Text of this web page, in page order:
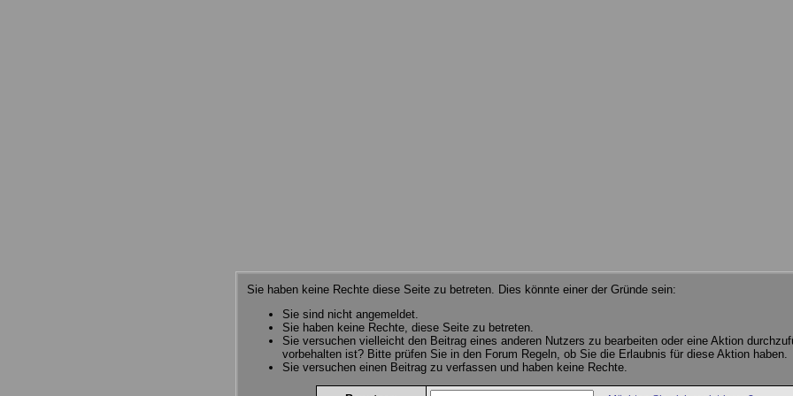
Sie haben keine Rechte diese Seite zu betreten. Dies könnte einer der Gründe sein:
Sie sind nicht angemeldet.
Sie haben keine Rechte, diese Seite zu betreten.
Sie versuchen vielleicht den Beitrag eines anderen Nutzers zu bearbeiten oder eine Aktion
vorbehalten ist? Bitte prüfen Sie in den Forum Regeln, ob Sie die Erlaubnis für diese Aktion haben.
Sie versuchen einen Beitrag zu verfassen und haben keine Rechte.